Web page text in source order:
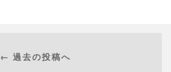
← 過去の投稿へ